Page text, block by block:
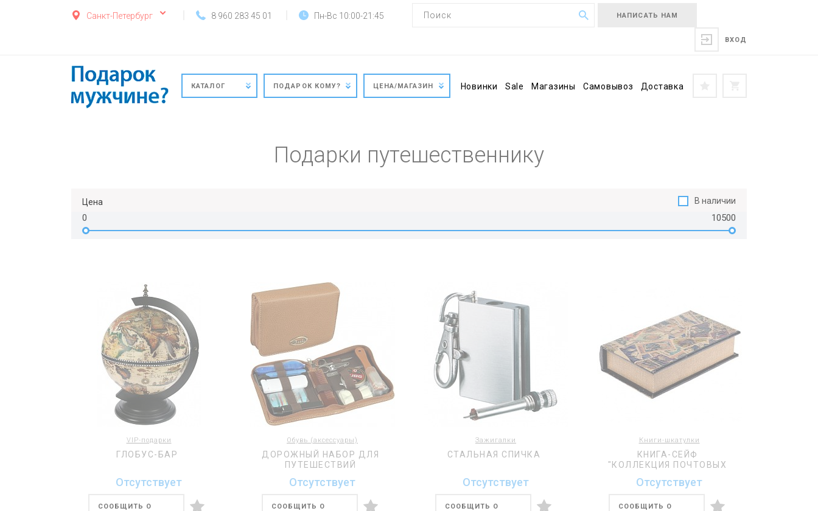
Санкт-Петербург 8 960 283 45 01 Пн-Вс 10:00-21:45 НАПИСАТЬ НАМ
ВХОД
КАТАЛОГ ПОДАРОК КОМУ? ЦЕНА/МАГАЗИН Новинки Sale Магазины Самовывоз Доставка
Подарки путешественнику
Цена В наличии
0 10500
VIP-подарки
ГЛОБУС-БАР
Отсутствует
СООБЩИТЬ О
Обувь (аксессуары)
ДОРОЖНЫЙ НАБОР ДЛЯ
ПУТЕШЕСТВИЙ
Отсутствует
СООБЩИТЬ О
Зажигалки
СТАЛЬНАЯ СПИЧКА
Отсутствует
СООБЩИТЬ О
Книги-шкатулки
КНИГА-СЕЙФ
"КОЛЛЕКЦИЯ ПОЧТОВЫХ
Отсутствует
СООБЩИТЬ О